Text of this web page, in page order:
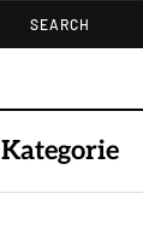
Kategorie